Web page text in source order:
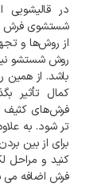
در
شستشوی فرش
از روش‌ها و
روش شستشو
باشد. از همین
کمال تأثیر
فرش‌های
تر شود. به
برای از بین
کنید و مراحل
فرش اضافه می